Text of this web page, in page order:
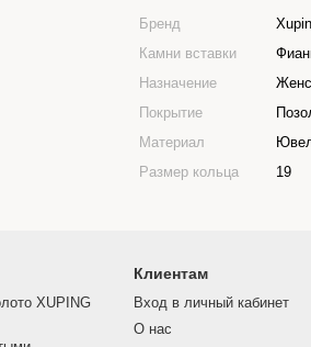
Бренд
Камни вставки
Назначение
Покрытие
Материал
Размер кольца
19
XUPING
Клиентам
Вход в личный кабинет
О нас